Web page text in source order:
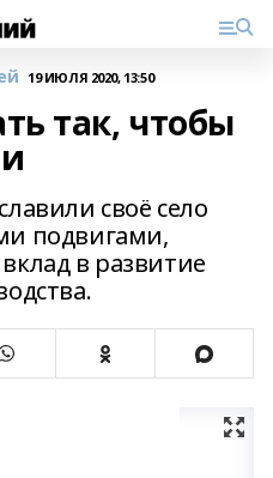
19 ИЮЛЯ 2020, 13:50
так, чтобы
своё село
подвигами,
в развитие